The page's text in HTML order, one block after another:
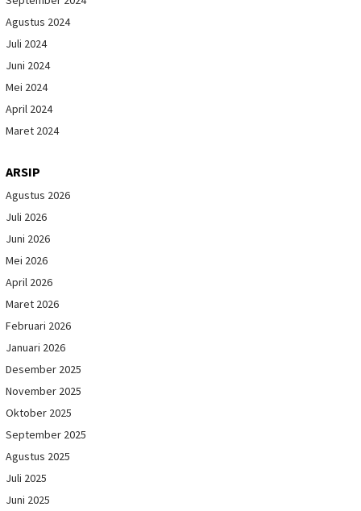
Agustus 2024
Juli 2024
Juni 2024
Mei 2024
April 2024
Maret 2024
ARSIP
Agustus 2026
Juli 2026
Juni 2026
Mei 2026
April 2026
Maret 2026
Februari 2026
Januari 2026
Desember 2025
November 2025
Oktober 2025
September 2025
Agustus 2025
Juli 2025
Juni 2025